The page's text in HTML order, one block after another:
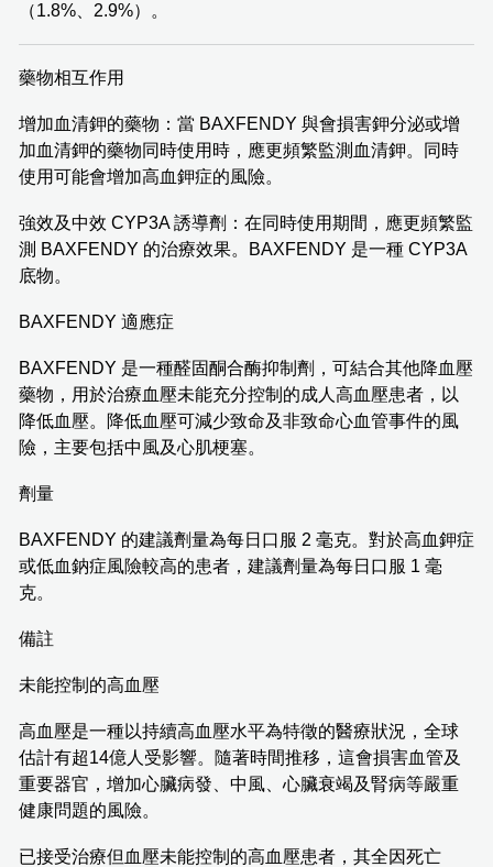
（1.8%、2.9%）。
藥物相互作用
增加血清鉀的藥物：當 BAXFENDY 與會損害鉀分泌或增
加血清鉀的藥物同時使用時，應更頻繁監測血清鉀。同時
使用可能會增加高血鉀症的風險。
強效及中效 CYP3A 誘導劑：在同時使用期間，應更頻繁監
測 BAXFENDY 的治療效果。BAXFENDY 是一種 CYP3A
底物。
BAXFENDY 適應症
BAXFENDY 是一種醛固酮合酶抑制劑，可結合其他降血壓
藥物，用於治療血壓未能充分控制的成人高血壓患者，以
降低血壓。降低血壓可減少致命及非致命心血管事件的風
險，主要包括中風及心肌梗塞。
劑量
BAXFENDY 的建議劑量為每日口服 2 毫克。對於高血鉀症
或低血鈉症風險較高的患者，建議劑量為每日口服 1 毫
克。
備註
未能控制的高血壓
高血壓是一種以持續高血壓水平為特徵的醫療狀況，全球
估計有超14億人受影響。隨著時間推移，這會損害血管及
重要器官，增加心臟病發、中風、心臟衰竭及腎病等嚴重
健康問題的風險。
已接受治療但血壓未能控制的高血壓患者，其全因死亡